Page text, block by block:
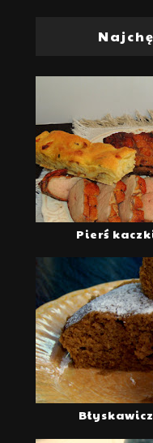
Pierś